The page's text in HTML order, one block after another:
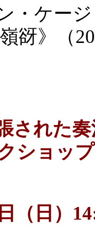
・ケー
谺》（
された奏
ショッ
（日）